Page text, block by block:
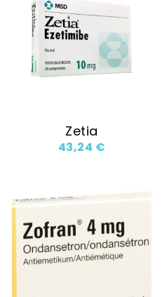
Zetia
43,24 €